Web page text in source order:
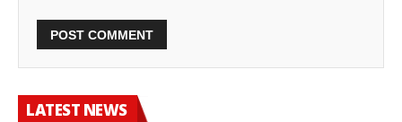
LATEST NEWS